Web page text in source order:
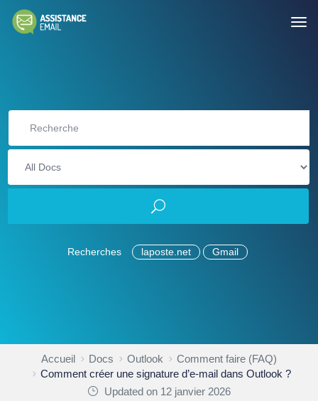
Recherches laposte.net Gmail
Accueil Docs Outlook
Comment faire (FAQ)
Comment créer une signature d’e-mail dans Outlook ?
Updated on 12 janvier 2026